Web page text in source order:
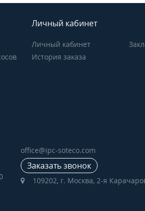
Личный кабинет
Личный кабинет
История заказа
office@ipc-soteco.com
Заказать звонок
109202, г. Москва, 2-я